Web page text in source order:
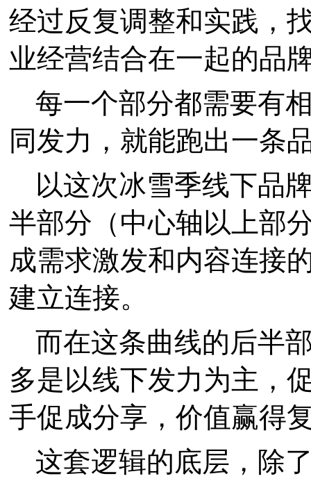
经过反复调整和实践，
业经营结合在一起的品
每一个部分都需要有
同发力，就能跑出一条
以这次冰雪季线下品
半部分（中心轴以上部
成需求激发和内容连接
建立连接。
而在这条曲线的后半
多是以线下发力为主，
手促成分享，价值赢得
这套逻辑的底层，除